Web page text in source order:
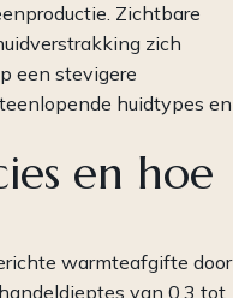
Zichtbare
zich
een stevigere
huidtypes en
en hoe
warmteafgifte door
van 0,3 tot